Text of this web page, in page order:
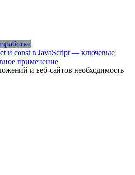
и const в JavaScript — ключевые
применение
и веб-сайтов необходимость